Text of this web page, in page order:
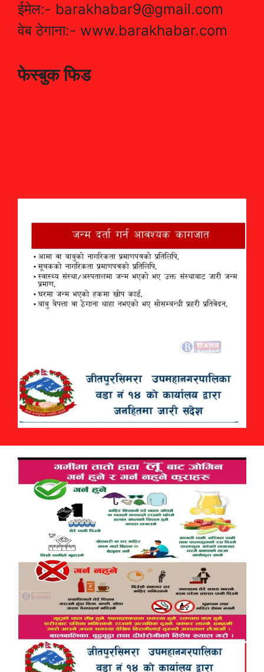
ईमेल:- barakhabar9@gmail.com
वेब ठेगाना:- www.barakhabar.com
फेस्बुक फिड